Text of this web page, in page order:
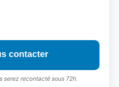
contacter
serez recontacté sous 72h.